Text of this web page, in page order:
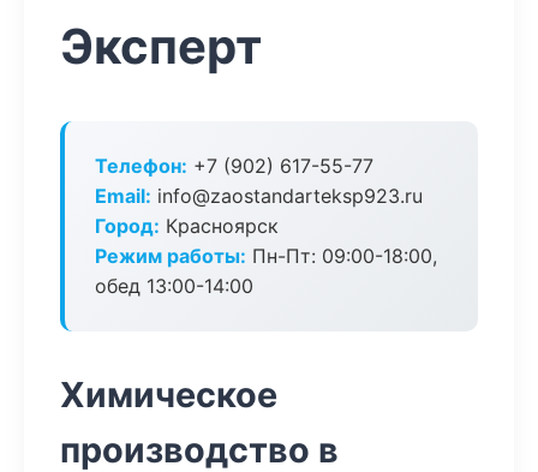
Эксперт
Телефон: +7 (902) 617-55-77
Email: info@zaostandarteksp923.ru
Город: Красноярск
Режим работы: Пн-Пт: 09:00-18:00,
обед 13:00-14:00
Химическое
производство в